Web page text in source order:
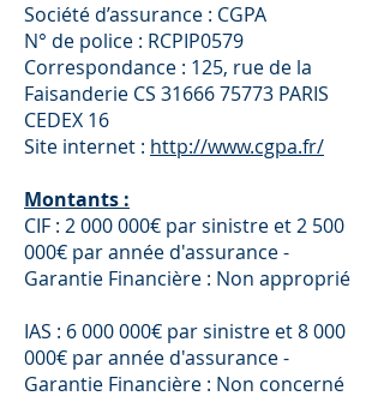
Société d’assurance : CGPA
N° de police : RCPIP0579
Correspondance : 125, rue de la
Faisanderie CS 31666 75773 PARIS
CEDEX 16
Site internet : http://www.cgpa.fr/
Montants :
CIF : 2 000 000€ par sinistre et2 500
000€ par année d'assurance -
Garantie Financière : Non approprié
IAS : 6 000 000€ par sinistre et8 000
000€ par année d'assurance -
Garantie Financière : Non concerné